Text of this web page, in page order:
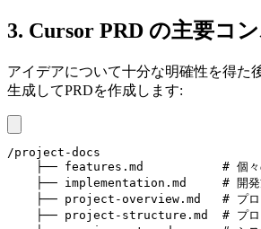
3. Cursor PRD の主要コ
アイデアについて十分な明確性を得た
生成してPRDを作成します:
/project-docs
├── features.md           # 個々
├── implementation.md     # 開発
├── project-overview.md   # プロ
├── project-structure.md  # プロ